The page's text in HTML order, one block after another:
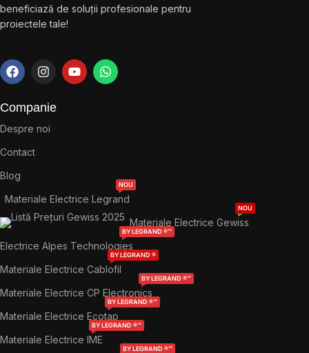
beneficiază de soluții profesionale pentru
proiectele tale!
Companie
Despre noi
Contact
Blog
Materiale Electrice Legrand
NOU
Materiale Electrice Gewiss
NOU
Electrice Alpes Technologies
BY LEGRAND ®™
Materiale Electrice Cablofil
BY LEGRAND ®
Materiale Electrice CP Electronics
BY LEGRAND ®™
Materiale Electrice Ecotap
BY LEGRAND ®™
Materiale Electrice IME
BY LEGRAND ®™
BY LEGRAND ®™